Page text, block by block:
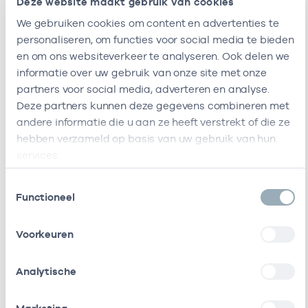
We gebruiken cookies om content en advertenties te
personaliseren, om functies voor social media te bieden
en om ons websiteverkeer te analyseren. Ook delen we
informatie over uw gebruik van onze site met onze
partners voor social media, adverteren en analyse.
Deze partners kunnen deze gegevens combineren met
andere informatie die u aan ze heeft verstrekt of die ze
hebben verzameld op basis van uw gebruik van hun
Functioneel
Voorkeuren
Analytische
Naam Zorgaanbod AGB-code Start
Geen resultaten gevonden